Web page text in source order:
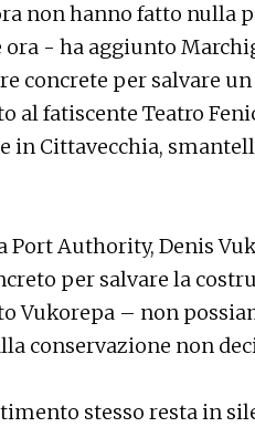
non hanno fatto nulla
ora - ha aggiunto
concrete per salvare
al fatiscente Teatro
in Cittavecchia,
Port Authority, Denis
per salvare la
Vukorepa – non
conservazione non
stesso resta in